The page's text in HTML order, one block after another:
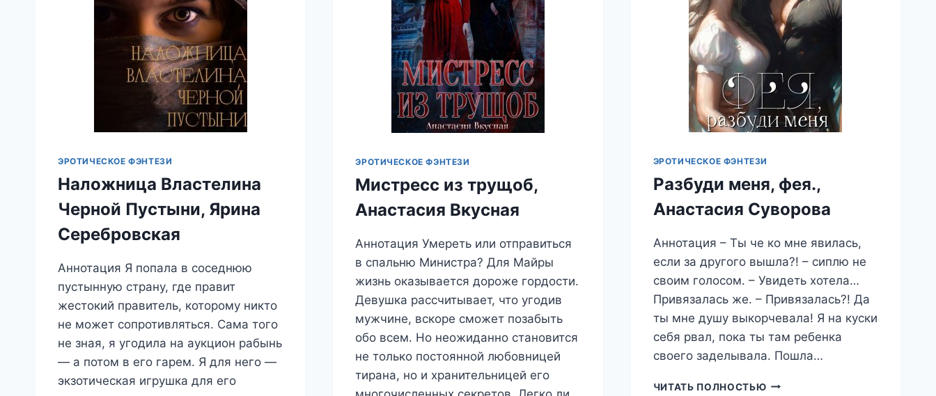
ЭРОТИЧЕСКОЕ ФЭНТЕЗИ
Наложница Властелина
Черной Пустыни, Ярина
Серебровская
Аннотация Я попала в соседнюю
пустынную страну, где правит
жестокий правитель, которому никто
не может сопротивляться. Сама того
не зная, я угодила на аукцион рабынь
— а потом в его гарем. Я для него —
экзотическая игрушка для его
ЭРОТИЧЕСКОЕ ФЭНТЕЗИ
Мистресс из трущоб,
Анастасия Вкусная
Аннотация Умереть или отправиться
в спальню Министра? Для Майры
жизнь оказывается дороже гордости.
Девушка рассчитывает, что угодив
мужчине, вскоре сможет позабыть
обо всем. Но неожиданно становится
не только постоянной любовницей
тирана, но и хранительницей его
ЭРОТИЧЕСКОЕ ФЭНТЕЗИ
Разбуди меня, фея.,
Анастасия Суворова
Аннотация – Ты че ко мне явилась,
если за другого вышла?! – сиплю не
своим голосом. – Увидеть хотела…
Привязалась же. – Привязалась?! Да
ты мне душу выкорчевала! Я на куски
себя рвал, пока ты там ребенка
своего заделывала. Пошла…
ЧИТАТЬ ПОЛНОСТЬЮ РАЗБУДИ